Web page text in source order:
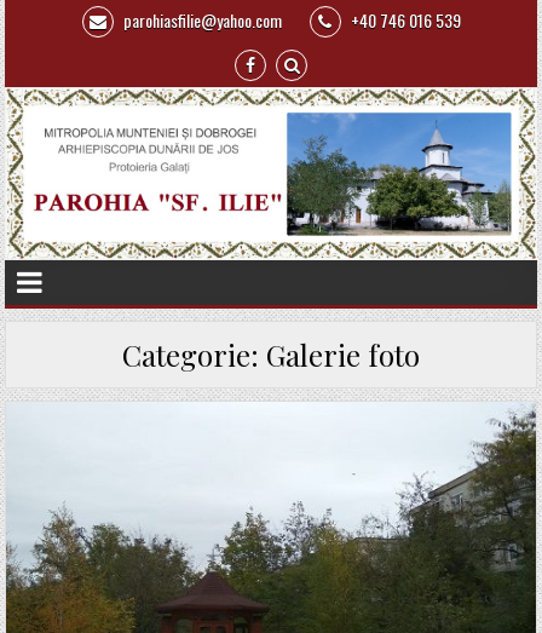
parohiasfilie@yahoo.com +40 746 016 539
Categorie: Galerie foto